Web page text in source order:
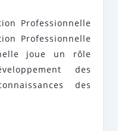
DUProfessionnelle
Professionnelle
joue un rôle
des
des